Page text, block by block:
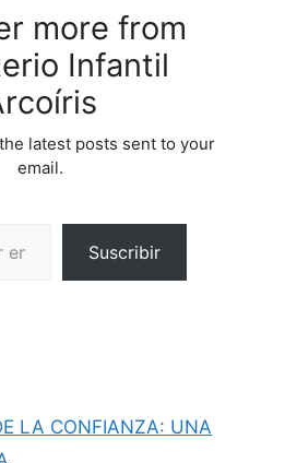
more from
Infantil
latest posts sent to your
email.
Suscribir
LA CONFIANZA: UNA